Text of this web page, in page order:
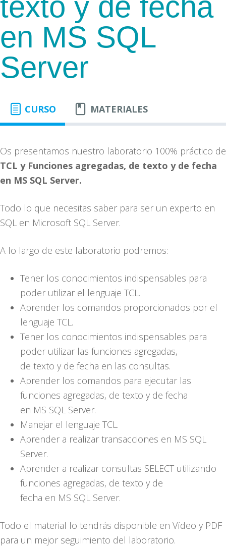
texto y de fecha
en MS SQL
Server
CURSO MATERIALES
Os presentamos nuestro laboratorio 100% práctico de
TCL y Funciones agregadas, de texto y de fecha
en MS SQL Server.
Todo lo que necesitas saber para ser un experto en
SQL en Microsoft SQL Server.
A lo largo de este laboratorio podremos:
Tener los conocimientos indispensables para
poder utilizar el lenguaje TCL.
Aprender los comandos proporcionados por el
lenguaje TCL.
Tener los conocimientos indispensables para
poder utilizar las funciones agregadas,
de texto y de fecha en las consultas.
Aprender los comandos para ejecutar las
funciones agregadas, de texto y de fecha
en MS SQL Server.
Manejar el lenguaje TCL.
Aprender a realizar transacciones en MS SQL
Server.
Aprender a realizar consultas SELECT utilizando
funciones agregadas, de texto y de
fecha en MS SQL Server.
Todo el material lo tendrás disponible en Vídeo y PDF
para un mejor seguimiento del laboratorio.